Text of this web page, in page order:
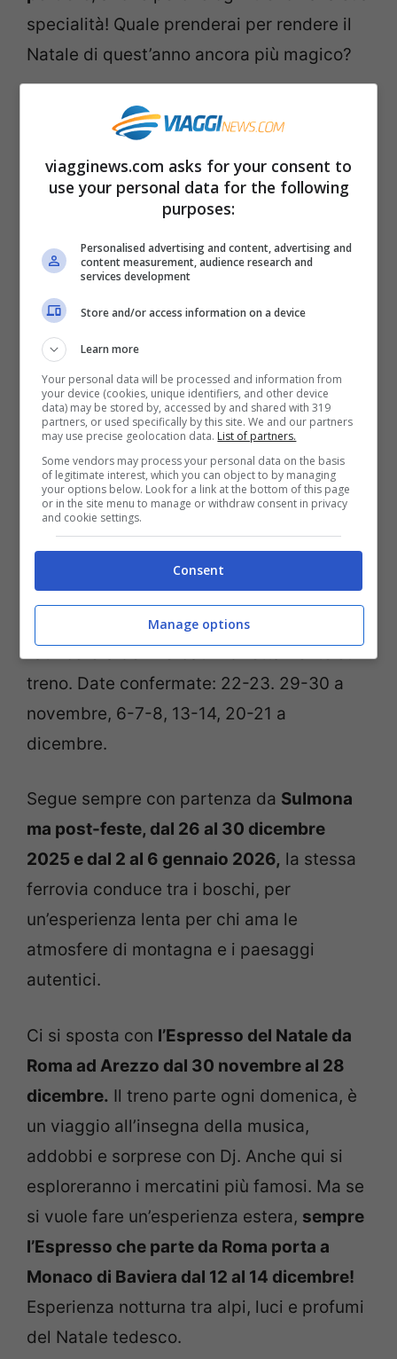
specialità! Quale prenderai per rendere il
Natale di quest’anno ancora più magico?
momento per farlo!- ViaggiNews.com
Se vuoi prendere il più famoso, allora devi
salire sullaTransiberiana italiana da
Sulmona a Roccaraso.Dal 22 novembre
fino al 21 dicembre 2025, ogni weekend la
ferrovia in questione attraversa i parchi
con la magia del Natale. Tra valli innevate
e soste nei borghi d’Abruzzo, si vive
l’atmosfera dei mercatini direttamente sul
treno. Date confermate: 22-23. 29-30 a
novembre, 6-7-8, 13-14, 20-21 a
dicembre.
Segue sempre con partenza da Sulmona
ma post-feste, dal 26 al 30 dicembre
2025 e dal 2 al 6 gennaio 2026, la stessa
ferrovia conduce tra i boschi, per
un’esperienza lenta per chi ama le
atmosfere di montagna e i paesaggi
autentici.
Ci si sposta con l’Espresso del Natale da
Roma ad Arezzo dal 30 novembre al 28
dicembre. Il treno parte ogni domenica, è
un viaggio all’insegna della musica,
addobbi e sorprese con Dj. Anche qui si
esploreranno i mercatini più famosi. Ma se
si vuole fare un’esperienza estera, sempre
l’Espresso che parte da Roma porta a
Monaco di Baviera dal 12 al 14 dicembre!
Esperienza notturna tra alpi, luci e profumi
del Natale tedesco.
viagginews.com asks for your consent to
use your personal data for the following
purposes:
Personalised advertising and content, advertising and
content measurement, audience research and
services development
Store and/or access information on a device
Learn more
Your personal data will be processed and information from
your device (cookies, unique identifiers, and other device
data) may be stored by, accessed by and shared with 319
partners, or used specifically by this site. We and our partners
may use precise geolocation data. List of partners.
Some vendors may process your personal data on the basis
of legitimate interest, which you can object to by managing
your options below. Look for a link at the bottom of this page
or in the site menu to manage or withdraw consent in privacy
and cookie settings.
Consent
Manage options